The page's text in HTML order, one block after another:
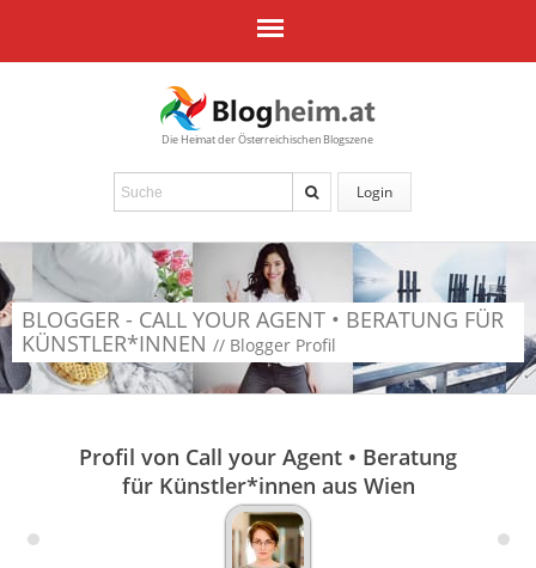
Die Heimat der Österreichischen Blogszene
Login
BLOGGER - CALL YOUR AGENT • BERATUNG FÜR
KÜNSTLER*INNEN // Blogger Profil
Profil von Call your Agent • Beratung
für Künstler*innen aus Wien